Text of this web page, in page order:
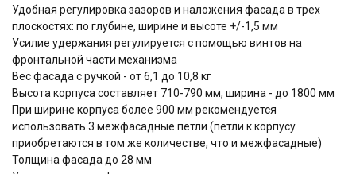
Удобная регулировка зазоров и наложения фасада в трех
плоскостях: по глубине, ширине и высоте +/-1,5 мм
Усилие удержания регулируется с помощью винтов на
фронтальной части механизма
Вес фасада с ручкой - от 6,1 до 10,8 кг
Высота корпуса составляет 710-790 мм, ширина - до 1800 мм
При ширине корпуса более 900 мм рекомендуется
использовать 3 межфасадные петли (петли к корпусу
приобретаются в том же количестве, что и межфасадные)
Толщина фасада до 28 мм